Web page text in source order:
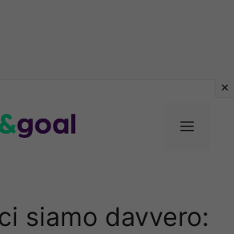
Menu
siamo davvero: